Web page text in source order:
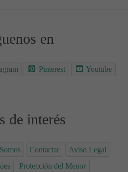
en
Pinterest Youtube
de interés
Contactar
Aviso Legal
Protección del Menor